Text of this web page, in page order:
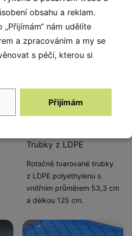
polyamidu.
Trubky z LDPE
Rotačně tvarované trubky
z LDPE polyethylenu s
vnitřním průměrem 53,3 cm
a délkou 125 cm.
obsahu a reklam.
nám udělíte
a zpracováním a my se
s péčí, kterou si
Přijímám